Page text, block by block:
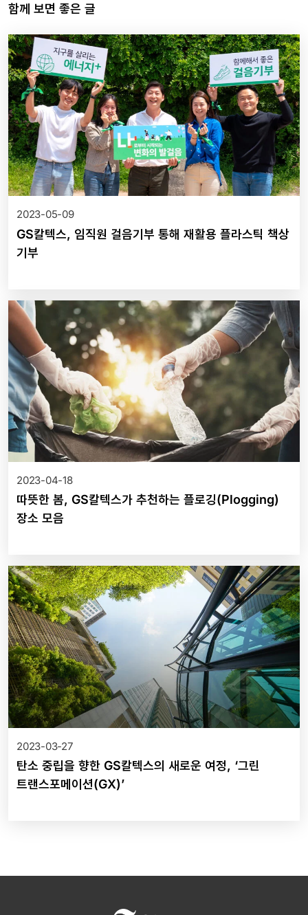
함께 보면 좋은 글
2023-05-09
GS칼텍스, 임직원 걸음기부 통해 재활용 플라스틱 책상
기부
2023-04-18
따뜻한 봄, GS칼텍스가 추천하는 플로깅(Plogging)
장소 모음
2023-03-27
탄소 중립을 향한 GS칼텍스의 새로운 여정, ‘그린
트랜스포메이션(GX)’